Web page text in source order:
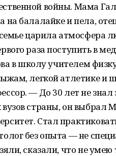
войны. Мама
на балалайке и пела,
царила атмосфера
раза поступить в
в школу учителем
легкой атлетике и
— До 30 лет не
страны, он выбрал
Стал
без опыта — не
сказали, что не